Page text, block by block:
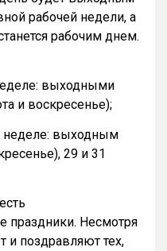
рабочей недели, а
рабочим днем.
выходными
и воскресенье);
неделе: выходным
29 и 31
праздники. Несмотря
и поздравляют тех,